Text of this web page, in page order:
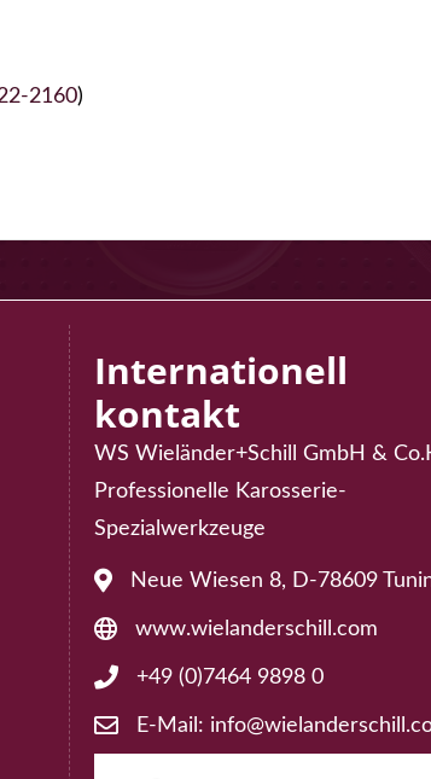
2160)
Internationell
kontakt
WS Wieländer+Schill GmbH &
Professionelle Karosserie-
Spezialwerkzeuge
Address: Neue Wiesen 8, D-78609
Neue Wiesen 8, D-78609
Website: www.wielanderschill.com
www.wielanderschill.com
Phone: +49 (0)7464 9898 0
+49 (0)7464 9898 0
E-Mail: info@wielanderschill.com
E-Mail: